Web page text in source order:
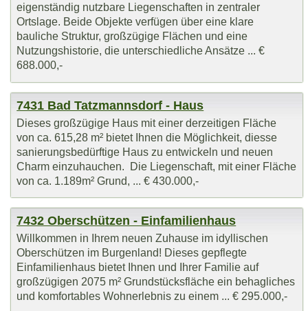
eigenständig nutzbare Liegenschaften in zentraler
Ortslage. Beide Objekte verfügen über eine klare
bauliche Struktur, großzügige Flächen und eine
Nutzungshistorie, die unterschiedliche Ansätze ... €
688.000,-
7431 Bad Tatzmannsdorf - Haus
Dieses großzügige Haus mit einer derzeitigen Fläche
von ca. 615,28 m² bietet Ihnen die Möglichkeit, diesse
sanierungsbedürftige Haus zu entwickeln und neuen
Charm einzuhauchen. Die Liegenschaft, mit einer Fläche
von ca. 1.189m² Grund, ... € 430.000,-
7432 Oberschützen - Einfamilienhaus
Willkommen in Ihrem neuen Zuhause im idyllischen
Oberschützen im Burgenland! Dieses gepflegte
Einfamilienhaus bietet Ihnen und Ihrer Familie auf
großzügigen 2075 m² Grundstücksfläche ein behagliches
und komfortables Wohnerlebnis zu einem ... € 295.000,-